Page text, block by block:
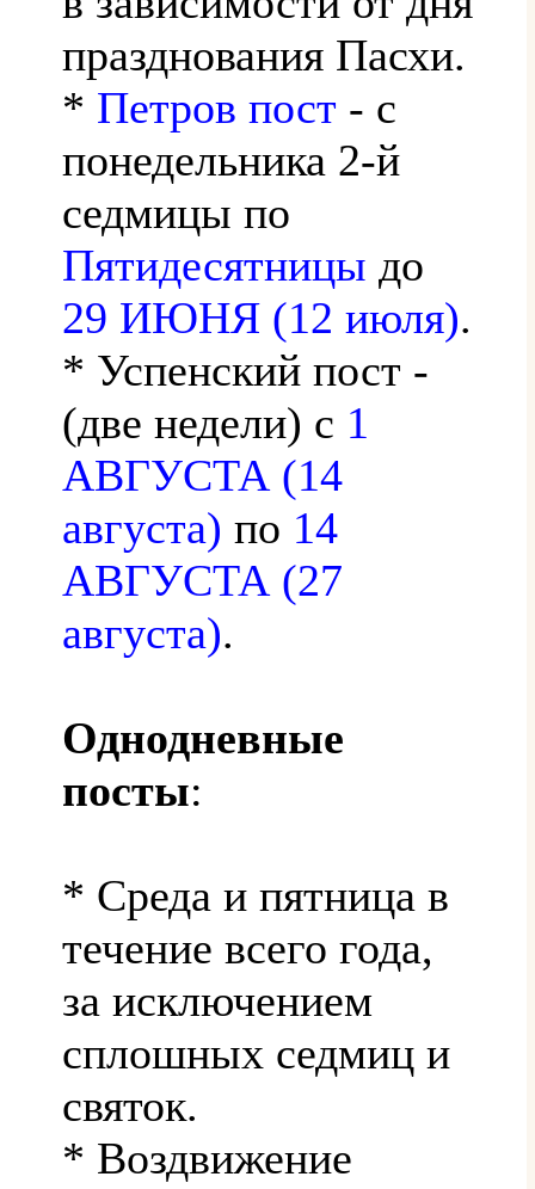
празднования Пасхи.
* Петров пост - с
понедельника 2-й
седмицы по
Пятидесятницы до
29 ИЮНЯ (12 июля).
* Успенский пост -
(две недели) с 1
АВГУСТА (14
августа) по 14
АВГУСТА (27
августа).
Однодневные
посты:
* Среда и пятница в
течение всего года,
за исключением
сплошных седмиц и
святок.
* Воздвижение